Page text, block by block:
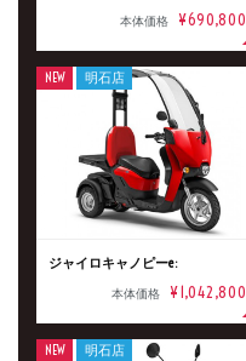
本体価格 ¥690,800
ジャイロキャノピーe:
本体価格 ¥1,042,800
NEW 明石店
NEW 明石店
メーカー
排気量